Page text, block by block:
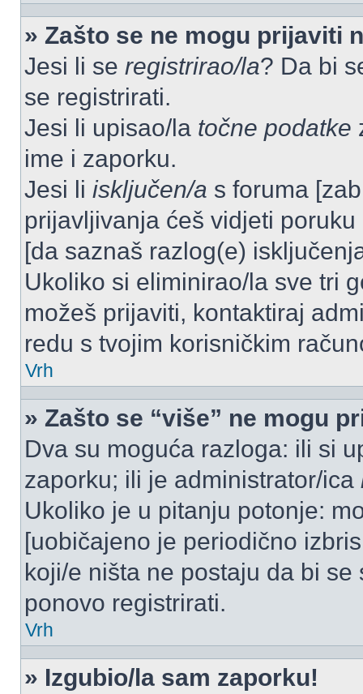
» Zašto se ne mogu prijaviti
Jesi li se registrirao/la? Da bi
se registrirati.
Jesi li upisao/la točne podatke
ime i zaporku.
Jesi li isključen/a s foruma
prijavljivanja ćeš vidjeti
[da saznaš razlog(e)
Ukoliko si eliminirao/la sve tri
možeš prijaviti, kontaktiraj
redu s tvojim korisničkim
Vrh
» Zašto se “više” ne mogu
Dva su moguća razloga: ili si
zaporku; ili je administrator/ica
Ukoliko je u pitanju potonje:
[uobičajeno je periodično
koji/e ništa ne postaju da bi
ponovo registrirati.
Vrh
» Izgubio/la sam zaporku!